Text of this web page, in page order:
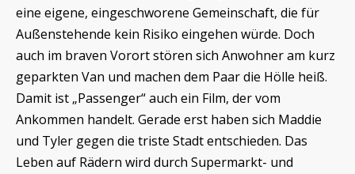
eine eigene, eingeschworene Gemeinschaft, die für
Außenstehende kein Risiko eingehen würde. Doch
auch im braven Vorort stören sich Anwohner am kurz
geparkten Van und machen dem Paar die Hölle heiß.
Damit ist „Passenger“ auch ein Film, der vom
Ankommen handelt. Gerade erst haben sich Maddie
und Tyler gegen die triste Stadt entschieden. Das
Leben auf Rädern wird durch Supermarkt- und